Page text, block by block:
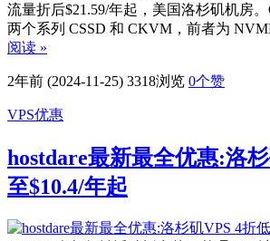
流量折后$21.59/年起，美国洛杉矶机房
两个系列 CSSD 和 CKVM，前者为
阅读 »
2年前 (2024-11-25) 3318浏览 0个赞
VPS优惠
hostdare最新最全优惠:洛
至$10.4/年起